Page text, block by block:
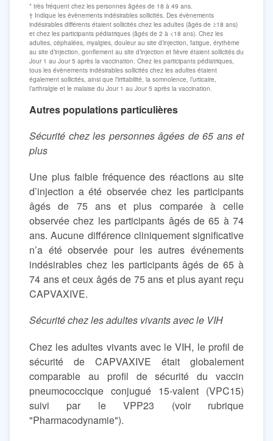
* très fréquent chez les personnes âgées de 18 à 49 ans.
† Indique les évènements indésirables sollicités. Des évènements
indésirables différents étaient sollicités chez les adultes (âgés de ≥18 ans)
et chez les participants pédiatriques (âgés de 2 à <18 ans). Chez les
adultes, céphalées, myalgies, douleur au site d’injection, fatigue, érythème
au site d’injection, gonflement au site d’injection et fièvre étaient sollicités du
Jour 1 au Jour 5 après la vaccination. Chez les participants pédiatriques,
tous les évènements indésirables sollicités chez les adultes étaient
également sollicités, ainsi que l’irritabilité, la somnolence, l’urticaire,
l’arthralgie et le malaise du Jour 1 au Jour 5 après la vaccination.
Autres populations particulières
Sécurité chez les personnes âgées de 65 ans et
plus
Une plus faible fréquence des réactions au site
d’injection a été observée chez les participants
âgés de 75 ans et plus comparée à celle
observée chez les participants âgés de 65 à 74
ans. Aucune différence cliniquement significative
n’a été observée pour les autres événements
indésirables chez les participants âgés de 65 à
74 ans et ceux âgés de 75 ans et plus ayant reçu
CAPVAXIVE.
Sécurité chez les adultes vivants avec le VIH
Chez les adultes vivants avec le VIH, le profil de
sécurité de CAPVAXIVE était globalement
comparable au profil de sécurité du vaccin
pneumococcique conjugué 15-valent (VPC15)
suivi par le VPP23 (voir rubrique
"Pharmacodynamie").